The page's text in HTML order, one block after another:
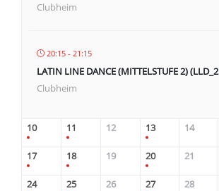
Clubheim
20:15 - 21:15
LATIN LINE DANCE (MITTELSTUFE 2)
Clubheim
10 11 12 13 14
17 18 19 20 21
24 25 26 27 28